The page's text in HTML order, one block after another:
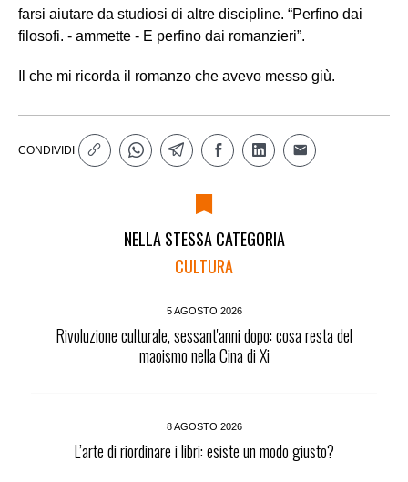
farsi aiutare da studiosi di altre discipline. “Perfino dai
filosofi. - ammette - E perfino dai romanzieri”.
Il che mi ricorda il romanzo che avevo messo giù.
CONDIVIDI
NELLA STESSA CATEGORIA
CULTURA
5 AGOSTO 2026
Rivoluzione culturale, sessant'anni dopo: cosa resta del
maoismo nella Cina di Xi
8 AGOSTO 2026
L’arte di riordinare i libri: esiste un modo giusto?